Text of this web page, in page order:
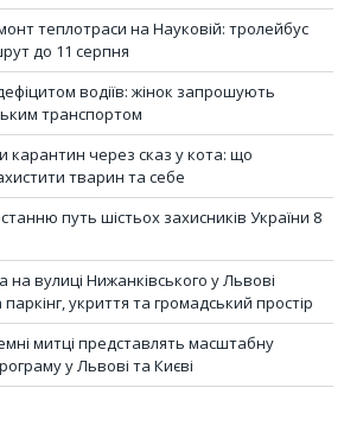
теплотраси на Науковій: тролейбус
до 11 серпня
водіїв: жінок запрошують
транспортом
карантин через сказ у кота: що
тварин та себе
путь шістьох захисників України 8
на вулиці Нижанківського у Львові
укриття та громадський простір
митці представлять масштабну
у Львові та Києві